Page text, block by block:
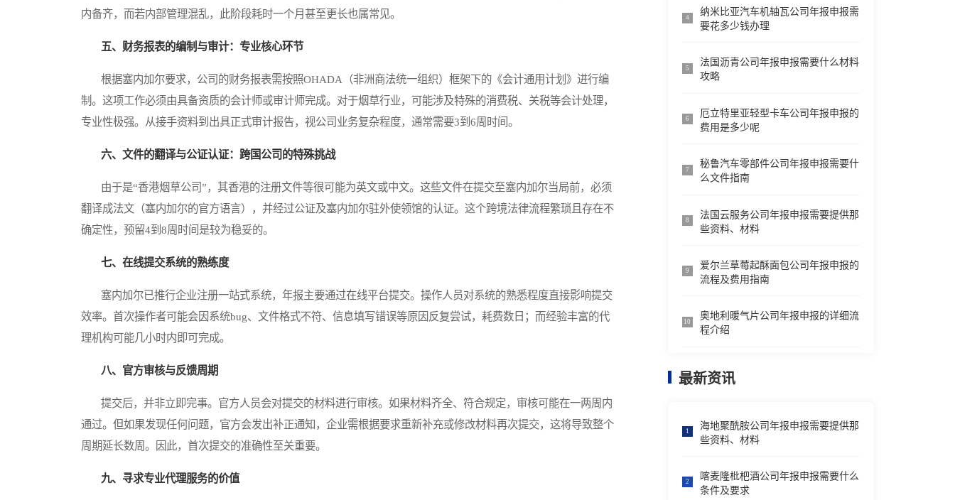
内备齐，而若内部管理混乱，此阶段耗时一个月甚至更长也属常见。
五、财务报表的编制与审计：专业核心环节
根据塞内加尔要求，公司的财务报表需按照OHADA（非洲商法统一组织）框架下的《会计通用计划》进行编
制。这项工作必须由具备资质的会计师或审计师完成。对于烟草行业，可能涉及特殊的消费税、关税等会计处理，
专业性极强。从接手资料到出具正式审计报告，视公司业务复杂程度，通常需要3到6周时间。
六、文件的翻译与公证认证：跨国公司的特殊挑战
由于是“香港烟草公司”，其香港的注册文件等很可能为英文或中文。这些文件在提交至塞内加尔当局前，必须
翻译成法文（塞内加尔的官方语言），并经过公证及塞内加尔驻外使领馆的认证。这个跨境法律流程繁琐且存在不
确定性，预留4到8周时间是较为稳妥的。
七、在线提交系统的熟练度
塞内加尔已推行企业注册一站式系统，年报主要通过在线平台提交。操作人员对系统的熟悉程度直接影响提交
效率。首次操作者可能会因系统bug、文件格式不符、信息填写错误等原因反复尝试，耗费数日；而经验丰富的代
理机构可能几小时内即可完成。
八、官方审核与反馈周期
提交后，并非立即完事。官方人员会对提交的材料进行审核。如果材料齐全、符合规定，审核可能在一两周内
通过。但如果发现任何问题，官方会发出补正通知，企业需根据要求重新补充或修改材料再次提交，这将导致整个
周期延长数周。因此，首次提交的准确性至关重要。
九、寻求专业代理服务的价值
4
纳米比亚汽车机轴瓦公司年报申报需
要花多少钱办理
5
法国沥青公司年报申报需要什么材料
攻略
6
厄立特里亚轻型卡车公司年报申报的
费用是多少呢
7
秘鲁汽车零部件公司年报申报需要什
么文件指南
8
法国云服务公司年报申报需要提供那
些资料、材料
9
爱尔兰草莓起酥面包公司年报申报的
流程及费用指南
10
奥地利暖气片公司年报申报的详细流
程介绍
最新资讯
1
海地聚酰胺公司年报申报需要提供那
些资料、材料
2
喀麦隆枇杷酒公司年报申报需要什么
条件及要求